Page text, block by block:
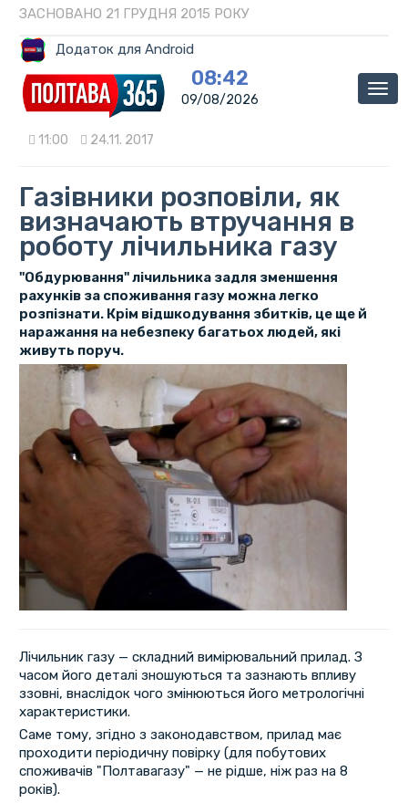
ЗАСНОВАНО 21 ГРУДНЯ 2015 РОКУ
Додаток для Android
08:42
09/08/2026
11:00 24.11. 2017
Газівники розповіли, як
визначають втручання в
роботу лічильника газу
"Обдурювання" лічильника задля зменшення
рахунків за споживання газу можна легко
розпізнати. Крім відшкодування збитків, це ще й
наражання на небезпеку багатьох людей, які
живуть поруч.
Лічильник газу — складний вимірювальний прилад. З
часом його деталі зношуються та зазнають впливу
ззовні, внаслідок чого змінюються його метрологічні
характеристики.
Саме тому, згідно з законодавством, прилад має
проходити періодичну повірку (для побутових
споживачів "Полтавагазу" — не рідше, ніж раз на 8
років).